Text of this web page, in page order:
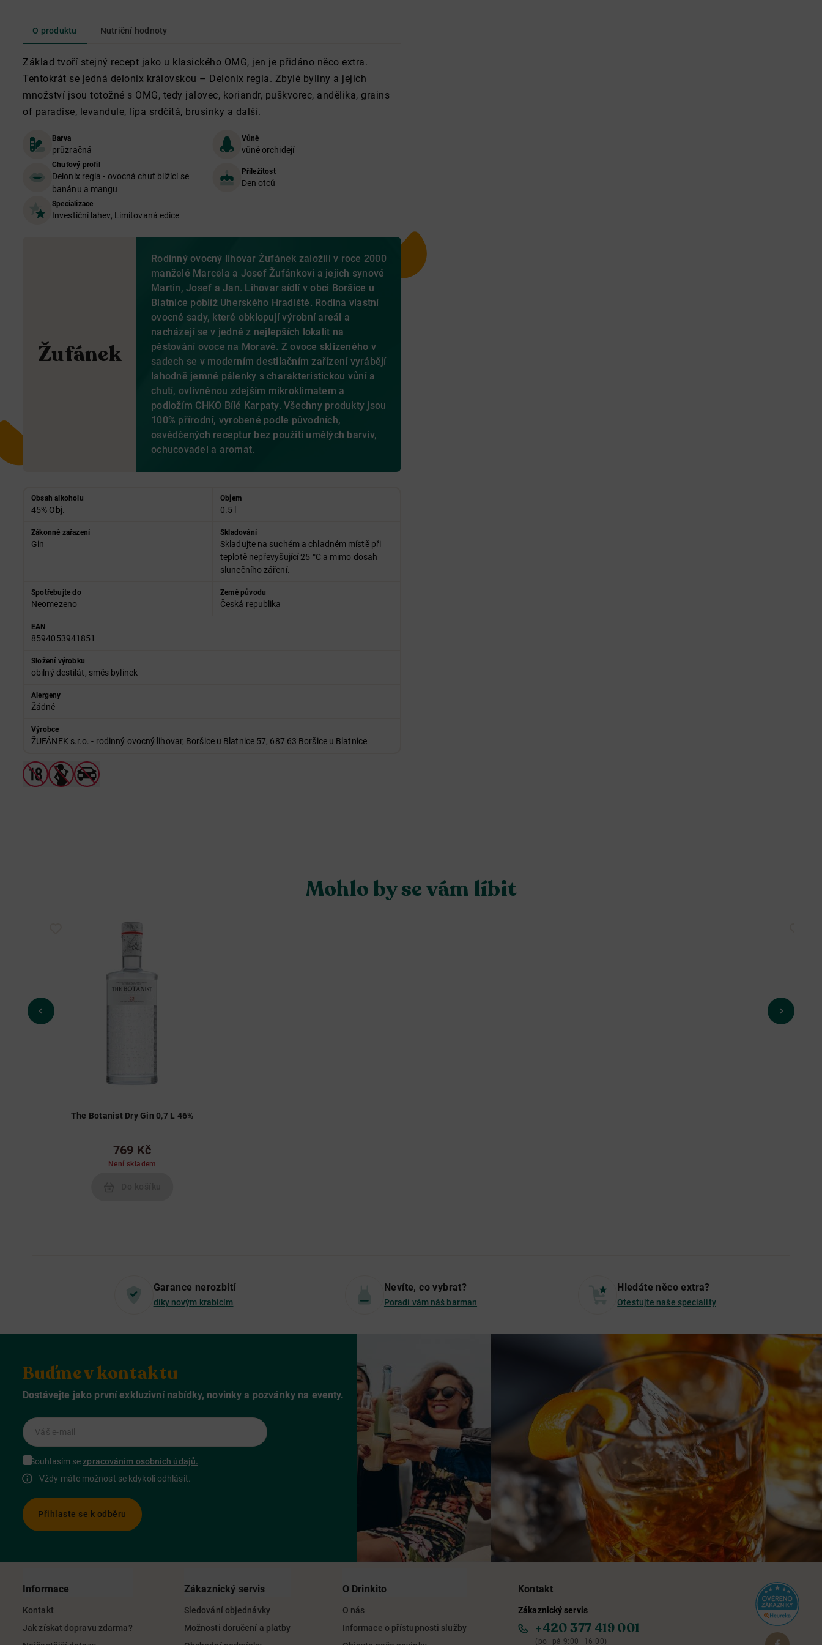
O produktu Nutriční hodnoty
Základ tvoří stejný recept jako u klasického OMG, jen je přidáno něco extra.
Tentokrát se jedná delonix královskou – Delonix regia. Zbylé byliny a jejich
množství jsou totožné s OMG, tedy jalovec, koriandr, puškvorec, andělika, grains
of paradise, levandule, lípa srdčitá, brusinky a další.
Barva
průzračná
Vůně
vůně orchidejí
Chuťový profil
Delonix regia - ovocná chuť blížící se
banánu a mangu
Příležitost
Den otců
Specializace
Investiční lahev, Limitovaná edice
Žufánek
Rodinný ovocný lihovar Žufánek založili v roce 2000
manželé Marcela a Josef Žufánkovi a jejich synové
Martin, Josef a Jan. Lihovar sídlí v obci Boršice u
Blatnice poblíž Uherského Hradiště. Rodina vlastní
ovocné sady, které obklopují výrobní areál a
nacházejí se v jedné z nejlepších lokalit na
pěstování ovoce na Moravě. Z ovoce sklizeného v
sadech se v moderním destilačním zařízení vyrábějí
lahodně jemné pálenky s charakteristickou vůní a
chutí, ovlivněnou zdejším mikroklimatem a
podložím CHKO Bílé Karpaty. Všechny produkty jsou
100% přírodní, vyrobené podle původních,
osvědčených receptur bez použití umělých barviv,
ochucovadel a aromat.
Obsah alkoholu
45% Obj.
Objem
0.5 l
Zákonné zařazení
Gin
Skladování
Skladujte na suchém a chladném místě při
teplotě nepřevyšující 25 °C a mimo dosah
slunečního záření.
Spotřebujte do
Neomezeno
Země původu
Česká republika
EAN
8594053941851
Složení výrobku
obilný destilát, směs bylinek
Alergeny
Žádné
Výrobce
ŽUFÁNEK s.r.o. - rodinný ovocný lihovar, Boršice u Blatnice 57, 687 63 Boršice u Blatnice
Mohlo by se vám líbit
The Botanist Dry Gin 0,7 L 46%
769 Kč
Není skladem
Garance nerozbití
díky novým krabicím
Nevíte, co vybrat?
Poradí vám náš barman
Hledáte něco extra?
Otestujte naše speciality
Buďme v kontaktu
Dostávejte jako první exkluzivní nabídky, novinky a pozvánky na eventy.
Váš e-mail
Souhlasím sezpracováním osobních údajů.
Vždy máte možnost se kdykoli odhlásit.
Přihlaste se k odběru
Informace
Kontakt
Jak získat dopravu zdarma?
Zákaznický servis
Sledování objednávky
Možnosti doručení a platby
O Drinkito
O nás
Informace o přístupnosti služby
Kontakt
Zákaznický servis
+420 377 419 001
(po–pá 9:00–16:00)